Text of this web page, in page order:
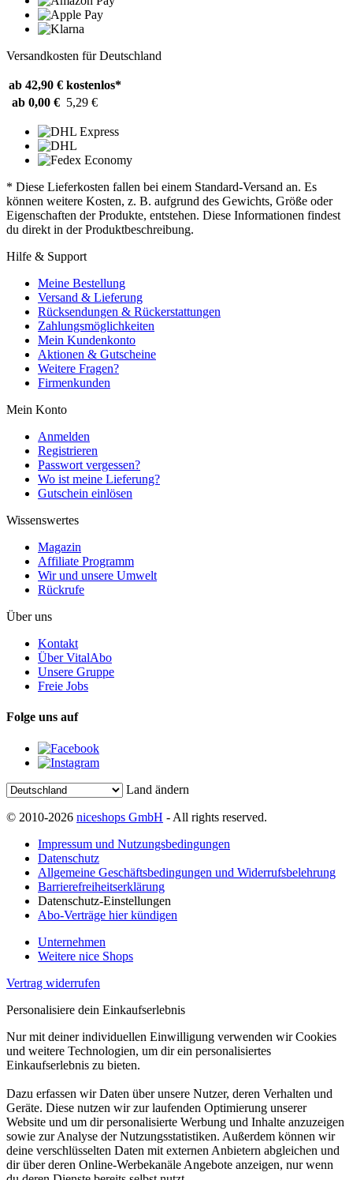
Versandkosten für Deutschland
ab 42,90 € kostenlos*
ab 0,00 € 5,29 €
* Diese Lieferkosten fallen bei einem Standard-Versand an. Es
können weitere Kosten, z. B. aufgrund des Gewichts, Größe oder
Eigenschaften der Produkte, entstehen. Diese Informationen findest
du direkt in der Produktbeschreibung.
Hilfe & Support
Meine Bestellung
Versand & Lieferung
Rücksendungen & Rückerstattungen
Zahlungsmöglichkeiten
Mein Kundenkonto
Aktionen & Gutscheine
Weitere Fragen?
Firmenkunden
Mein Konto
Anmelden
Registrieren
Passwort vergessen?
Wo ist meine Lieferung?
Gutschein einlösen
Wissenswertes
Magazin
Affiliate Programm
Wir und unsere Umwelt
Rückrufe
Über uns
Kontakt
Über VitalAbo
Unsere Gruppe
Freie Jobs
Folge uns auf
Land ändern
© 2010-2026 niceshops GmbH - All rights reserved.
Impressum und Nutzungsbedingungen
Datenschutz
Allgemeine Geschäftsbedingungen und Widerrufsbelehrung
Barrierefreiheitserklärung
Datenschutz-Einstellungen
Abo-Verträge hier kündigen
Unternehmen
Weitere nice Shops
Vertrag widerrufen
Personalisiere dein Einkaufserlebnis
Nur mit deiner individuellen Einwilligung verwenden wir Cookies
und weitere Technologien, um dir ein personalisiertes
Einkaufserlebnis zu bieten.
Dazu erfassen wir Daten über unsere Nutzer, deren Verhalten und
Geräte. Diese nutzen wir zur laufenden Optimierung unserer
Website und um dir personalisierte Werbung und Inhalte anzuzeigen
sowie zur Analyse der Nutzungsstatistiken. Außerdem können wir
deine verschlüsselten Daten mit externen Anbietern abgleichen und
dir über deren Online-Werbekanäle Angebote anzeigen, nur wenn